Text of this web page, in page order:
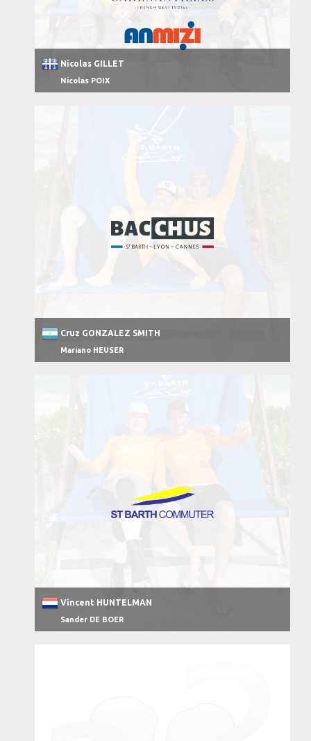
Nicolas GILLET
Nicolas POIX
Cruz GONZALEZ SMITH
Mariano HEUSER
Vincent HUNTELMAN
Sander DE BOER